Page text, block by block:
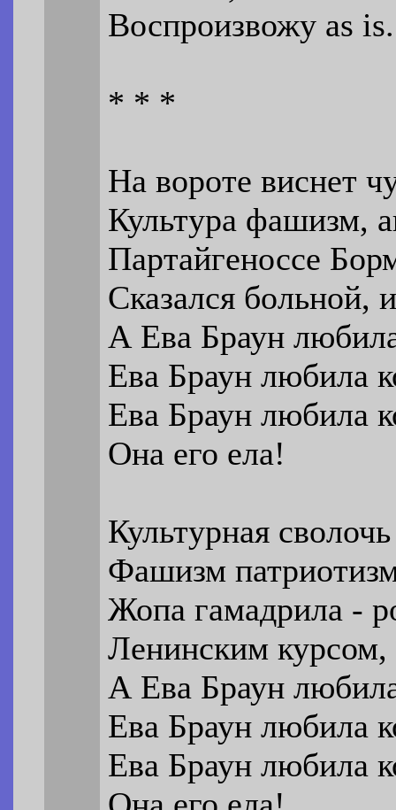
Воспроизвожу as is.
* * *
На вороте виснет
Культура фашизм,
Партайгеноссе
Сказался больной,
А Ева Браун
Ева Браун любила
Ева Браун любила
Она его ела!
Культурная
Фашизм
Жопа гамадрила -
Ленинским курсом,
А Ева Браун
Ева Браун любила
Ева Браун любила